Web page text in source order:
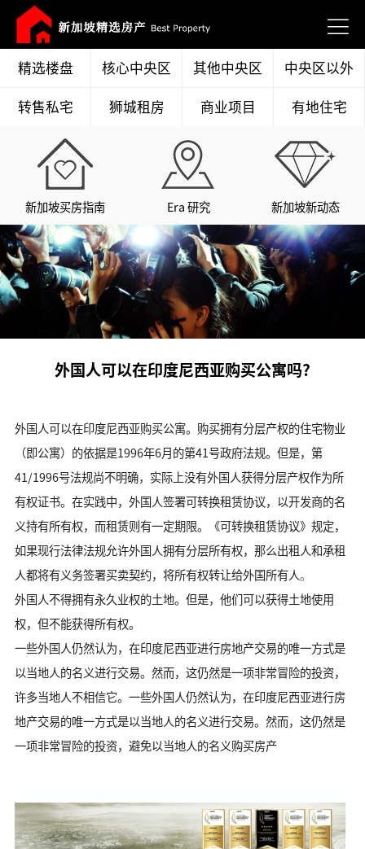
精选楼盘 核心中央区 其他中央区
中央区以外
转售私宅
狮城租房 商业项目 有地住宅
新加坡买房指南 Era 研究 新加坡新动态
外国人可以在印度尼西亚购买公寓吗?
外国人可以在印度尼西亚购买公寓。 购买拥有分层产权的住宅物业
（即公寓）的依据是1996年6月的第41号政府法规。但是，第
41/1996号法规尚不明确，实际上没有外国人获得分层产权作为所
有权证书。在实践中，外国人签署可转换租赁协议，以开发商的名
义持有所有权，而租赁则有一定期限。《可转换租赁协议》规定，
如果现行法律法规允许外国人拥有分层所有权，那么出租人和承租
人都将有义务签署买卖契约，将所有权转让给外国所有人。
外国人不得拥有永久业权的土地。但是，他们可以获得土地使用
权，但不能获得所有权。
一些外国人仍然认为，在印度尼西亚进行房地产交易的唯一方式是
以当地人的名义进行交易。然而，这仍然是一项非常冒险的投资，
许多当地人不相信它。 一些外国人仍然认为，在印度尼西亚进行房
地产交易的唯一方式是以当地人的名义进行交易。然而，这仍然是
一项非常冒险的投资， 避免以当地人的名义购买房产